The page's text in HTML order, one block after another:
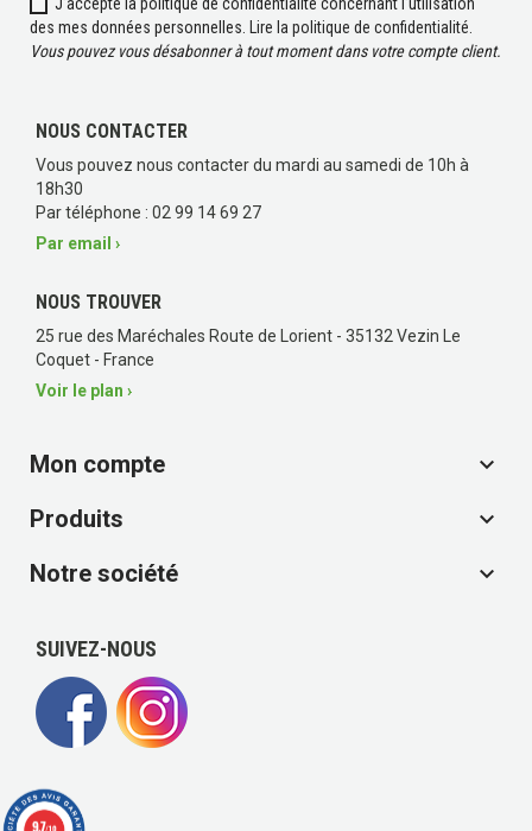
J'accepte la politique de confidentialité concernant l'utilisation
des mes données personnelles. Lire la politique de confidentialité.
Vous pouvez vous désabonner à tout moment dans votre compte client.
NOUS CONTACTER
Vous pouvez nous contacter du mardi au samedi de 10h à
18h30
Par téléphone : 02 99 14 69 27
Par email ›
NOUS TROUVER
25 rue des Maréchales Route de Lorient - 35132 Vezin Le
Coquet - France
Voir le plan ›
Mon compte

Produits

Notre société

SUIVEZ-NOUS
9.7/10